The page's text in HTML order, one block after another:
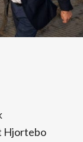
Hjortebo